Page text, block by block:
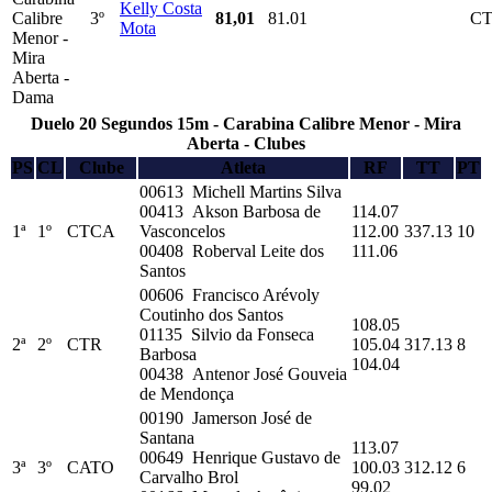
Calibre
Menor -
Mira
Aberta -
Dama
3º
Kelly Costa
Mota
81,01 81.01
Duelo 20 Segundos 15m - Carabina Calibre Menor - Mira
Aberta - Clubes
PS CL Clube Atleta RF TT PT
1ª 1º CTCA
00613 Michell Martins Silva
00413 Akson Barbosa de
Vasconcelos
00408 Roberval Leite dos
Santos
114.07
112.00
111.06
337.13 10
2ª 2º CTR
00606 Francisco Arévoly
Coutinho dos Santos
01135 Silvio da Fonseca
Barbosa
00438 Antenor José Gouveia
de Mendonça
108.05
105.04
104.04
317.13 8
3ª 3º CATO
00190 Jamerson José de
Santana
00649 Henrique Gustavo de
Carvalho Brol
113.07
100.03
99.02
312.12 6